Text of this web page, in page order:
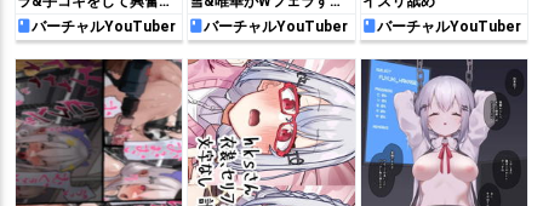
ちゃう♡
バーチャルYouTuber
♡バーチャルYouTuber
バーチャルYouTuber